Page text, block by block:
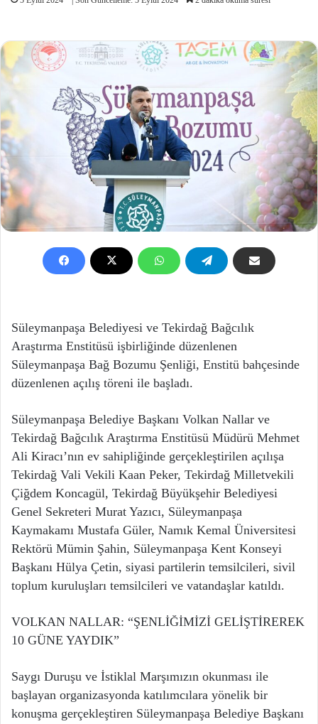
Süleymanpaşa Belediyesi ve Tekirdağ Bağcılık
Araştırma Enstitüsü işbirliğinde düzenlenen
Süleymanpaşa Bağ Bozumu Şenliği, Enstitü bahçesinde
düzenlenen açılış töreni ile başladı.
Süleymanpaşa Belediye Başkanı Volkan Nallar ve
Tekirdağ Bağcılık Araştırma Enstitüsü Müdürü Mehmet
Ali Kiracı’nın ev sahipliğinde gerçekleştirilen açılışa
Tekirdağ Vali Vekili Kaan Peker, Tekirdağ Milletvekili
Çiğdem Koncagül, Tekirdağ Büyükşehir Belediyesi
Genel Sekreteri Murat Yazıcı, Süleymanpaşa
Kaymakamı Mustafa Güler, Namık Kemal Üniversitesi
Rektörü Mümin Şahin, Süleymanpaşa Kent Konseyi
Başkanı Hülya Çetin, siyasi partilerin temsilcileri, sivil
toplum kuruluşları temsilcileri ve vatandaşlar katıldı.
VOLKAN NALLAR: “ŞENLİĞİMİZİ GELİŞTİREREK
10 GÜNE YAYDIK”
Saygı Duruşu ve İstiklal Marşımızın okunması ile
başlayan organizasyonda katılımcılara yönelik bir
konuşma gerçekleştiren Süleymanpaşa Belediye Başkanı